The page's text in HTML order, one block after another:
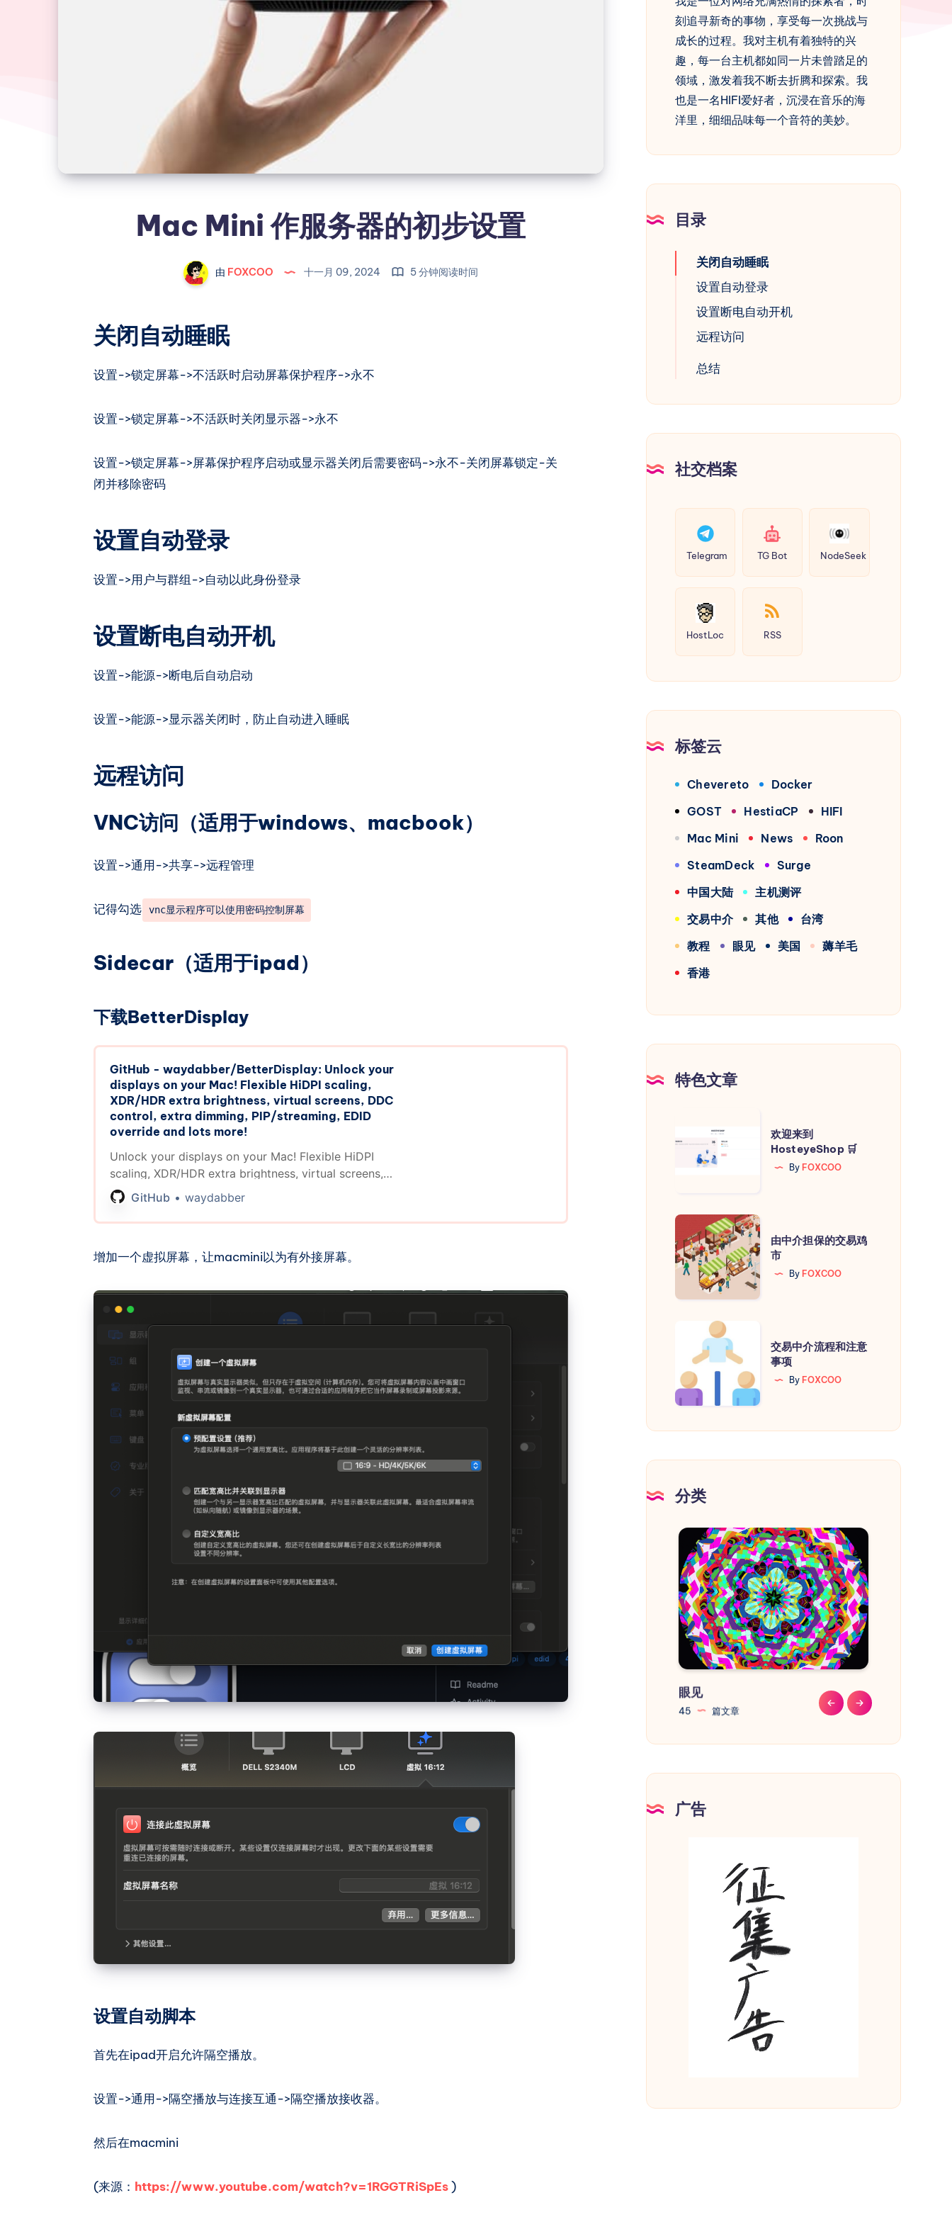
Mac Mini 作服务器的初步设置
由 FOXCOO 十一月 09, 2024 5 分钟阅读时间
关闭自动睡眠
设置->锁定屏幕->不活跃时启动屏幕保护程序->永不
设置->锁定屏幕->不活跃时关闭显示器->永不
设置->锁定屏幕->屏幕保护程序启动或显示器关闭后需要密码->永不-关闭屏幕锁定-关
闭并移除密码
设置自动登录
设置->用户与群组->自动以此身份登录
设置断电自动开机
设置->能源->断电后自动启动
设置->能源->显示器关闭时，防止自动进入睡眠
远程访问
VNC访问（适用于windows、macbook）
设置->通用->共享->远程管理
记得勾选 vnc显示程序可以使用密码控制屏幕
Sidecar（适用于ipad）
下载BetterDisplay
GitHub - waydabber/BetterDisplay: Unlock your
displays on your Mac! Flexible HiDPI scaling,
XDR/HDR extra brightness, virtual screens, DDC
control, extra dimming, PIP/streaming, EDID
override and lots more!
Unlock your displays on your Mac! Flexible HiDPI
scaling, XDR/HDR extra brightness, virtual screens,
DDC control, extra dimming, PIP/streaming, EDID
override and lots more! - waydabber/BetterDisplay
GitHub waydabber
增加一个虚拟屏幕，让macmini以为有外接屏幕。
设置自动脚本
首先在ipad开启允许隔空播放。
设置->通用->隔空播放与连接互通->隔空播放接收器。
然后在macmini
(来源： https://www.youtube.com/watch?v=1RGGTRiSpEs)
刻追寻新奇的事物，享受每一次挑战与
成长的过程。我对主机有着独特的兴
趣，每一台主机都如同一片未曾踏足的
领域，激发着我不断去折腾和探索。我
也是一名HIFI爱好者，沉浸在音乐的海
洋里，细细品味每一个音符的美妙。
目录
关闭自动睡眠
设置自动登录
设置断电自动开机
远程访问
总结
社交档案
Telegram TG Bot NodeSeek
HostLoc RSS
标签云
Chevereto
Docker
GOST
HestiaCP
HIFI
Mac Mini
News
Roon
SteamDeck
Surge
中国大陆
主机测评
交易中介
其他
台湾
教程
眼见 美国
薅羊毛
香港
特色文章
迎
🛒
欢迎来到
HosteyeShop 🛒
By FOXCOO
由
中
介
保
鸡
市
由中介担保的交易鸡
市
By FOXCOO
中
介
流
程
意
事
项
交易中介流程和注意
事项
By FOXCOO
分类
Mac Mini
4 篇文章
眼见
45 篇文章
广告